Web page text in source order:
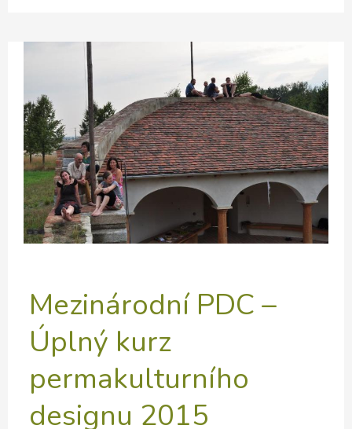
Georgem
Mezinárodní PDC –
Úplný kurz
permakulturního
designu 2015